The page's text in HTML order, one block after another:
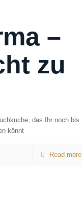
–
zu
das Ihr noch bis
könnt
Read more